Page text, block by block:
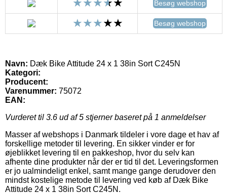
Besøg webshop
Besøg webshop
Navn: Dæk Bike Attitude 24 x 1 38in Sort C245N
Kategori:
Producent:
Varenummer: 75072
EAN:
Vurderet til 3.6 ud af 5 stjerner baseret på 1 anmeldelser
Masser af webshops i Danmark tildeler i vore dage et hav af
forskellige metoder til levering. En sikker vinder er for
øjeblikket levering til en pakkeshop, hvor du selv kan
afhente dine produkter når der er tid til det. Leveringsformen
er jo ualmindeligt enkel, samt mange gange derudover den
mindst kostelige metode til levering ved køb af Dæk Bike
Attitude 24 x 1 38in Sort C245N.